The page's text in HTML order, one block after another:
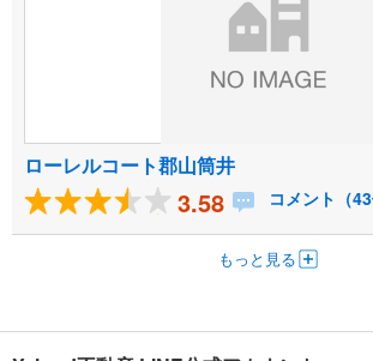
ローレルコート郡山筒井
3.58 コメント（43
もっと見る